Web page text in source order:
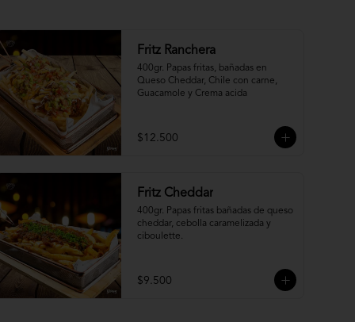
Fritz Ranchera
400gr. Papas fritas, bañadas en
Queso Cheddar, Chile con carne,
Guacamole y Crema acida
$12.500
Fritz Cheddar
400gr. Papas fritas bañadas de queso
cheddar, cebolla caramelizada y
ciboulette.
$9.500